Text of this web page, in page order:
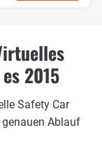
2015
Safety Car
genauen Ablauf